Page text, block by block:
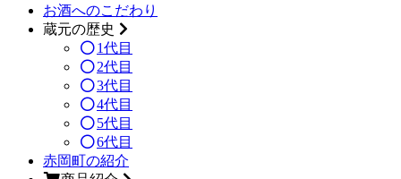
お酒へのこだわり
蔵元の歴史
1代目
2代目
3代目
4代目
5代目
6代目
赤岡町の紹介